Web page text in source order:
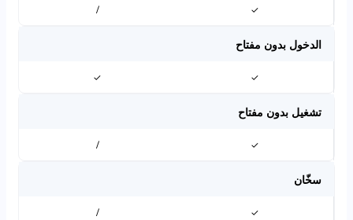
✓
/
الدخول بدون مفتاح
✓
✓
تشغيل بدون مفتاح
✓
/
سخّان
✓
/